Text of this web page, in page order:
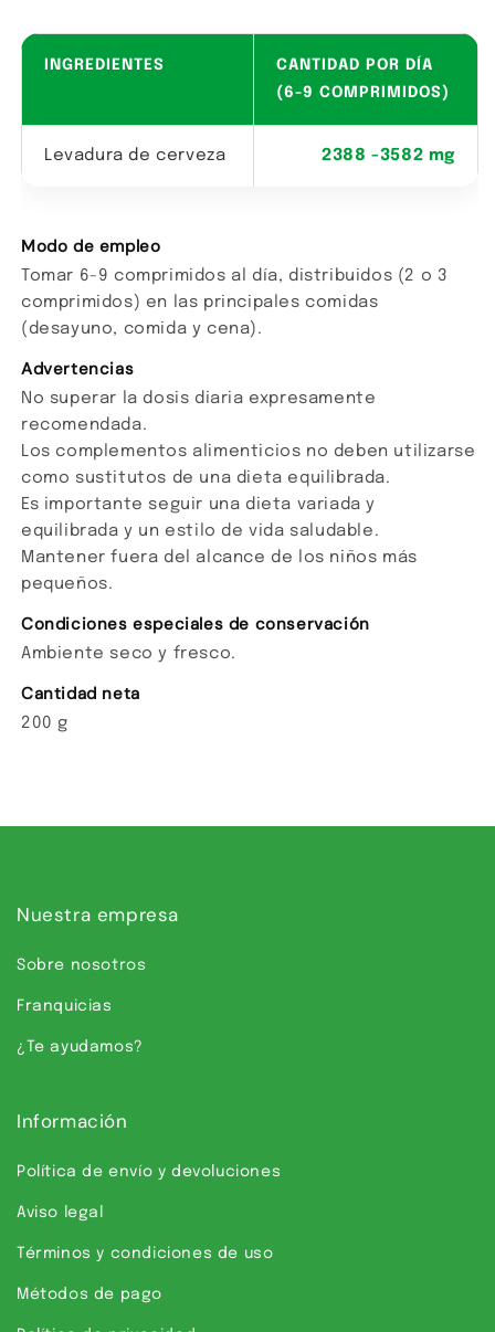
INGREDIENTES
CANTIDAD POR DÍA
(6-9 COMPRIMIDOS)
Levadura de cerveza 2388 -3582 mg
Modo de empleo
Tomar 6-9 comprimidos al día, distribuidos (2 o 3
comprimidos) en las principales comidas
(desayuno, comida y cena).
Advertencias
No superar la dosis diaria expresamente
recomendada.
Los complementos alimenticios no deben utilizarse
como sustitutos de una dieta equilibrada.
Es importante seguir una dieta variada y
equilibrada y un estilo de vida saludable.
Mantener fuera del alcance de los niños más
pequeños.
Condiciones especiales de conservación
Ambiente seco y fresco.
Cantidad neta
200 g
Nuestra empresa
Sobre nosotros
Franquicias
¿Te ayudamos?
Información
Política de envío y devoluciones
Aviso legal
Términos y condiciones de uso
Métodos de pago